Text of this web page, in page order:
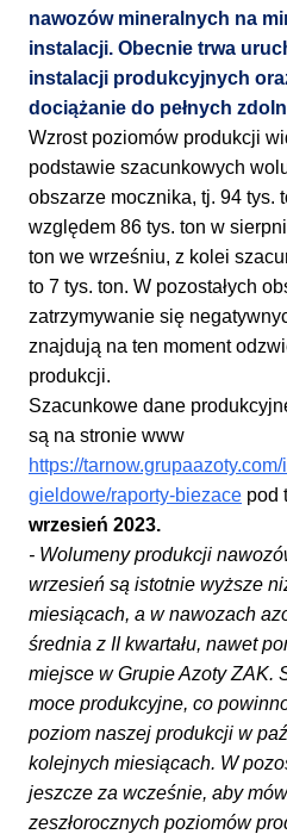
nawozów mineralnych na
instalacji. Obecnie trwa
instalacji produkcyjnych
dociążanie do pełnych
Wzrost poziomów produkcji
podstawie szacunkowych
obszarze mocznika, tj. 94 tys.
względem 86 tys. ton w
ton we wrześniu, z kolei
to 7 tys. ton. W pozostałych
zatrzymywanie się
znajdują na ten moment
produkcji.
Szacunkowe dane
są na stronie www
https://
gieldowe/raporty-biezace pod
wrzesień 2023.
- Wolumeny produkcji
wrzesień są istotnie wyższe
miesiącach, a w nawozach
średnia z II kwartału, nawet
miejsce w Grupie Azoty ZAK.
moce produkcyjne, co
poziom naszej produkcji w
kolejnych miesiącach. W
jeszcze za wcześnie, aby
zeszłorocznych poziomów